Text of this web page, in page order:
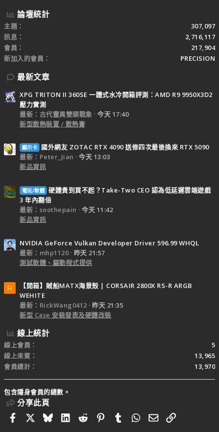
論壇統計
主題
307,097
訊息
2,716,117
會員
217,904
新加入的會員
PRECISION
最新文章
XPG TRITON II 360SE 一體式水冷開箱評測：AMD R9 9950X3D2
壓力實測
最新：古代靈異雙頭戰象
今天 17:40
新型散熱裝置 / 散熱膏
顯示卡
國外網友 ZOTAC RTX 4090 送修四次最後換來 RTX 5090
最新：Peter_Jian
今天 13:03
新品資訊
電玩/軟體 硬體貴到買不起？Take-Two CEO 認為低延遲雲端遊戲
3 年內翻倍
最新：soothepain
今天 11:42
新品資訊
NVIDIA GeForce Vulkan Developer Driver 596.99 WHQL
最新：mhp1120
昨天 21:57
測試軟體、驅動程式提供
R
【開箱】賊船MATX海景殼 | CORSAIR 2800X RS-R ARGB
WEHITE
最新：RickWang0412
昨天 21:35
新型 Case 安裝發表及硬體改裝
線上統計
線上會員
5
線上來賓
13,965
會員總計
13,970
包含隱身會員的總數。
分享此頁
FacebookBlueskyLinkedIn
RedditPinterestTumblrWhatsApp
電子郵件
連結